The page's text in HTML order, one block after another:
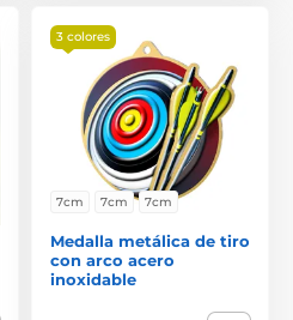
3 colores
7cm 7cm 7cm
Medalla metálica de tiro
con arco acero
inoxidable